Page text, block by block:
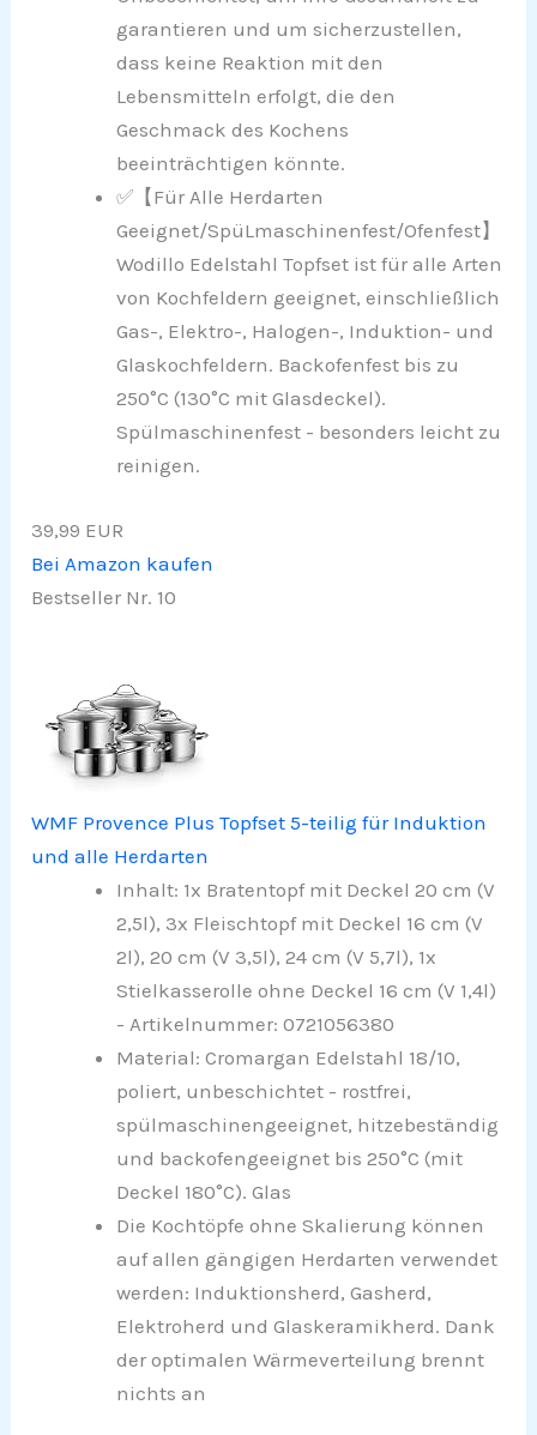
garantieren und um sicherzustellen,
dass keine Reaktion mit den
Lebensmitteln erfolgt, die den
Geschmack des Kochens
beeinträchtigen könnte.
✅【Für Alle Herdarten
Geeignet/SpüLmaschinenfest/Ofenfest】
Wodillo Edelstahl Topfset ist für alle Arten
von Kochfeldern geeignet, einschließlich
Gas-, Elektro-, Halogen-, Induktion- und
Glaskochfeldern. Backofenfest bis zu
250°C (130°C mit Glasdeckel).
Spülmaschinenfest - besonders leicht zu
reinigen.
39,99 EUR
Bei Amazon kaufen
Bestseller Nr. 10
WMF Provence Plus Topfset 5-teilig für Induktion
und alle Herdarten
Inhalt: 1x Bratentopf mit Deckel 20 cm (V
2,5l), 3x Fleischtopf mit Deckel 16 cm (V
2l), 20 cm (V 3,5l), 24 cm (V 5,7l), 1x
Stielkasserolle ohne Deckel 16 cm (V 1,4l)
- Artikelnummer: 0721056380
Material: Cromargan Edelstahl 18/10,
poliert, unbeschichtet - rostfrei,
spülmaschinengeeignet, hitzebeständig
und backofengeeignet bis 250°C (mit
Deckel 180°C). Glas
Die Kochtöpfe ohne Skalierung können
auf allen gängigen Herdarten verwendet
werden: Induktionsherd, Gasherd,
Elektroherd und Glaskeramikherd. Dank
der optimalen Wärmeverteilung brennt
nichts an